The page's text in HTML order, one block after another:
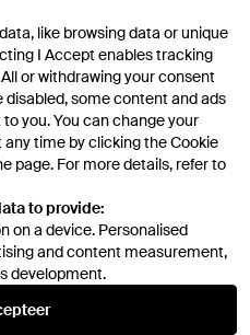
like browsing data or unique
I Accept enables tracking
or withdrawing your consent
some content and ads
you. You can change your
time by clicking the Cookie
page. For more details, refer to
to provide:
on a device. Personalised
and content measurement,
development.